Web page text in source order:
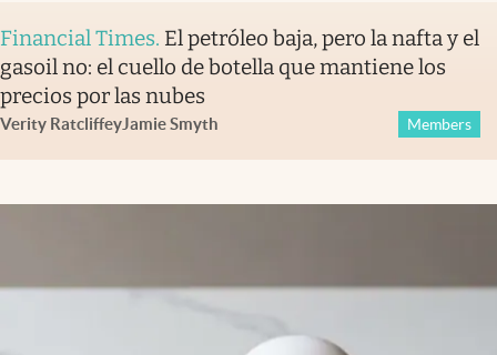
Financial Times. El petróleo baja, pero la nafta y el
gasoil no: el cuello de botella que mantiene los
precios por las nubes
Verity RatcliffeyJamie Smyth Members